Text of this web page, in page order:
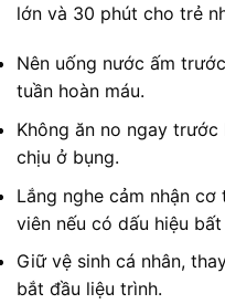
lớn và 30 phút cho trẻ
Nên uống nước ấm
tuần hoàn máu.
Không ăn no ngay
chịu ở bụng.
Lắng nghe cảm nhận
viên nếu có dấu hiệu
Giữ vệ sinh cá nhân,
bắt đầu liệu trình.